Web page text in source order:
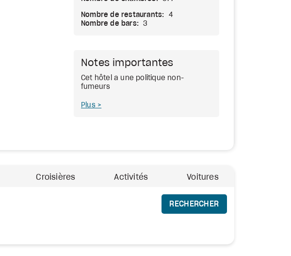
Nombre de restaurants:
4
Nombre de bars:
3
Notes importantes
Cet hôtel a une politique non-
fumeurs
Plus
Croisières Activités Voitures
RECHERCHER